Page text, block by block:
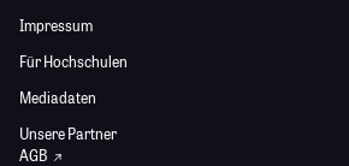
Impressum
Für Hochschulen
Mediadaten
Unsere Partner
AGB